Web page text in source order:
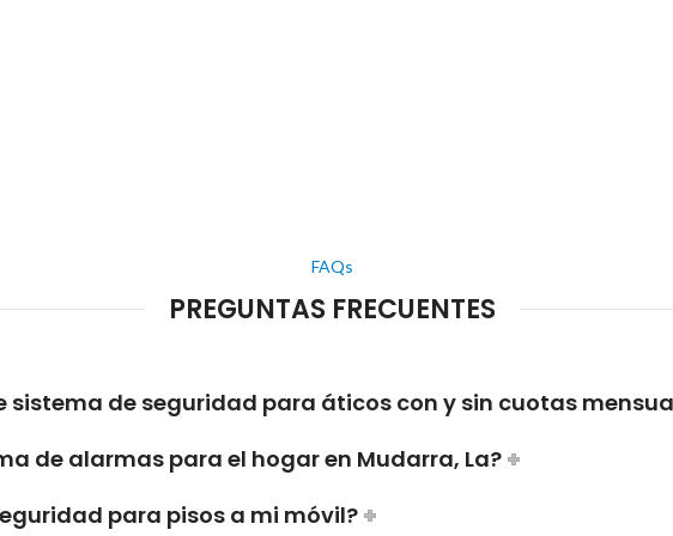
FAQs
PREGUNTAS FRECUENTES
sistema de seguridad para áticos con y sin cuotas
de alarmas para el hogar en Mudarra, La?
para pisos a mi móvil?